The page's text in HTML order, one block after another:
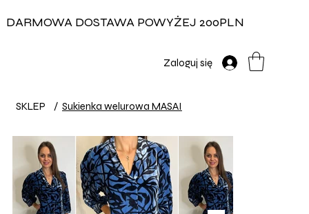
DARMOWA DOSTAWA POWYŻEJ 200PLN
Zaloguj się
SKLEP / Sukienka welurowa MASAI